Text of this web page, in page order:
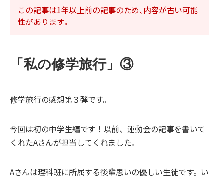
この記事は1年以上前の記事のため､内容が古い可能
性があります｡
「私の修学旅行」③
修学旅行の感想第３弾です。
今回は初の中学生編です！以前、運動会の記事を書いて
くれたAさんが担当してくれました。
Aさんは理科班に所属する後輩思いの優しい生徒です。い